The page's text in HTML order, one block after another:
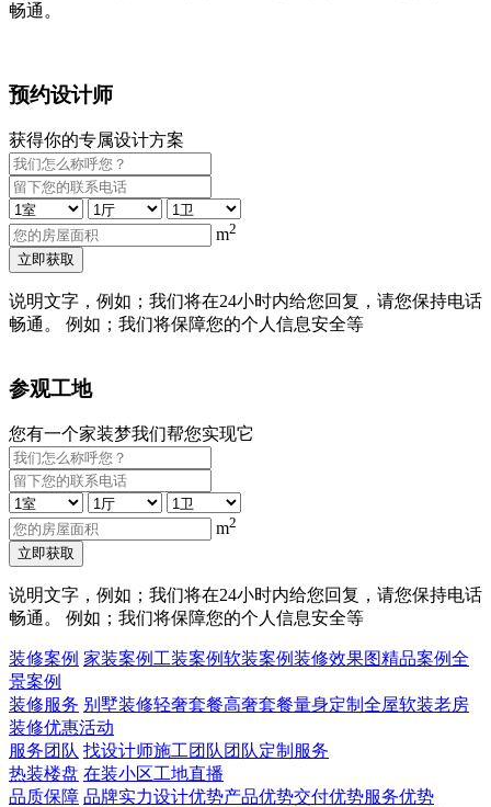
畅通。
预约设计师
获得你的专属设计方案
m2
立即获取
说明文字，例如；我们将在24小时内给您回复，请您保持电话
畅通。 例如；我们将保障您的个人信息安全等
参观工地
您有一个家装梦我们帮您实现它
m2
立即获取
说明文字，例如；我们将在24小时内给您回复，请您保持电话
畅通。 例如；我们将保障您的个人信息安全等
装修案例 家装案例 工装案例软装案例装修效果图精品案例全
景案例
装修服务 别墅装修轻奢套餐高奢套餐量身定制 全屋软装老房
装修优惠活动
服务团队 找设计师施工团队 团队定制服务
热装楼盘 在装小区工地直播
品质保障 品牌实力设计优势产品优势交付优势服务优势